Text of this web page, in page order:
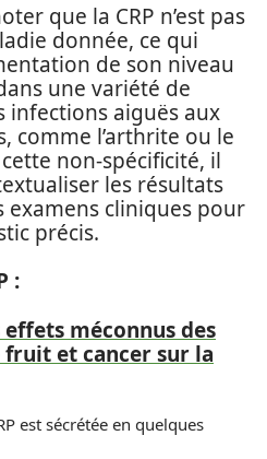
que la CRP n’est pas
donnée, ce qui
de son niveau
une variété de
infections aiguës aux
comme l’arthrite ou le
non-spécificité, il
les résultats
examens cliniques pour
précis.
:
effets méconnus des
et cancer sur la
est sécrétée en quelques